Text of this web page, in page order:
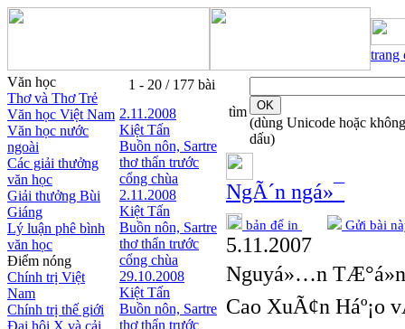
trang
Văn học
Thơ và Thơ Trẻ
Văn học Việt Nam
Văn học nước
ngoài
Các giải thưởng
văn học
Giải thưởng Bùi
Giáng
Lý luận phê bình
văn học
Điểm nóng
Chính trị Việt
Nam
Chính trị thế giới
Đại hội X và cải
1 - 20 / 177 bài
2.11.2008
Kiệt Tấn
Buồn nôn, Sartre
thơ thẩn trước
cổng chùa
2.11.2008
Kiệt Tấn
Buồn nôn, Sartre
thơ thẩn trước
cổng chùa
29.10.2008
Kiệt Tấn
Buồn nôn, Sartre
thơ thẩn trước
tìm
(dùng Unicode hoặc không
dấu)
NgÃ´n ngá»¯
bản để in Gửi bài
5.11.2007
Nguyá»…n
Cao XuÃ¢n Háº¡o